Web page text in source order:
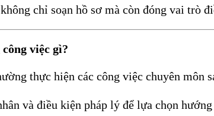
chỉ soạn hồ sơ mà còn đóng vai trò
việc gì?
thực hiện các công việc chuyên môn
và điều kiện pháp lý để lựa chọn